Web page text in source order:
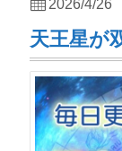
天王星が
2026/4/26